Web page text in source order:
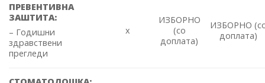
ПРЕВЕНТИВНА
ЗАШТИТА:
– Годишни
здравствени
прегледи
x
ИЗБОРНО
(со
доплата)
ИЗБОРНО
доплата)